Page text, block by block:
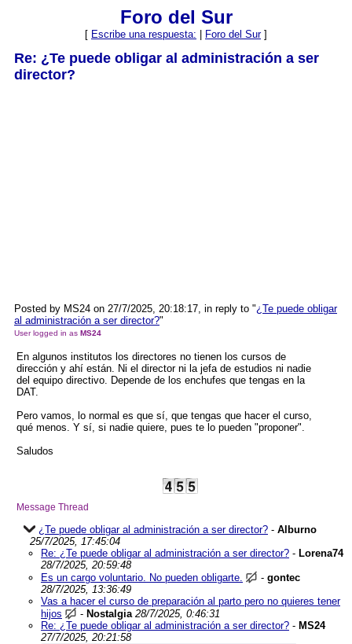
Foro del Sur
[ Escribe una respuesta: Foro del Sur]
Re: ¿Te puede obligar al administración a ser
director?
Posted by MS24 on 27/7/2025, 20:18:17, in reply to "¿Te puede obligar
al administración a ser director?"
User logged in as MS24
En algunos institutos los directores no tienen los cursos de
dirección y ahí están. Ni el director ni la jefa de estudios ni nadie
del equipo directivo. Depende de los enchufes que tengas en la
DAT.
Pero vamos, lo normal es que sí, que tengas que hacer el curso,
qué menos. Y sí, si nadie quiere, pues te lo pueden "proponer".
Saludos
Message Thread
¿Te puede obligar al administración a ser director? - Alburno
25/7/2025, 17:45:04
Re: ¿Te puede obligar al administración a ser director? - Lorena74
28/7/2025, 20:59:48
Es un cargo voluntario. No pueden obligarte.
- gontec
28/7/2025, 13:36:49
Vas a hacer el curso de preparación al parto pero no quieres tener
hijos
- Nostalgia 28/7/2025, 0:46:31
Re: ¿Te puede obligar al administración a ser director? - MS24
27/7/2025, 20:21:58